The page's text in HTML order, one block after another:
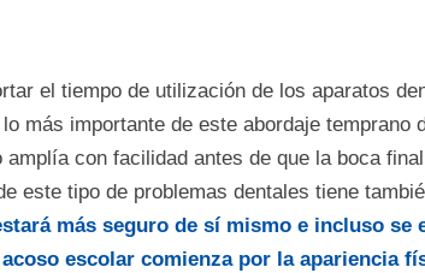
el tiempo de utilización de los aparatos
más importante de este abordaje temprano
con facilidad antes de que la boca
este tipo de problemas dentales tiene
más seguro de sí mismo e incluso se
escolar comienza por la apariencia